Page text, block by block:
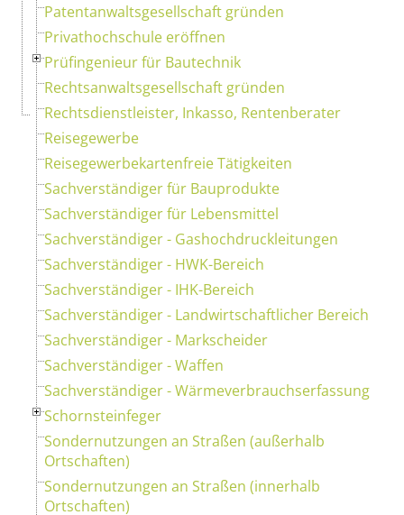
Patentanwaltsgesellschaft gründen
Privathochschule eröffnen
Prüfingenieur für Bautechnik
Rechtsanwaltsgesellschaft gründen
Rechtsdienstleister, Inkasso, Rentenberater
Reisegewerbe
Reisegewerbekartenfreie Tätigkeiten
Sachverständiger für Bauprodukte
Sachverständiger für Lebensmittel
Sachverständiger - Gashochdruckleitungen
Sachverständiger - HWK-Bereich
Sachverständiger - IHK-Bereich
Sachverständiger - Landwirtschaftlicher Bereich
Sachverständiger - Markscheider
Sachverständiger - Waffen
Sachverständiger - Wärmeverbrauchserfassung
Schornsteinfeger
Sondernutzungen an Straßen (außerhalb
Ortschaften)
Sondernutzungen an Straßen (innerhalb
Ortschaften)